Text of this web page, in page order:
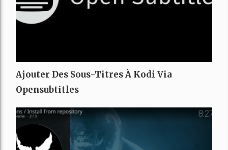
Ajouter Des Sous-Titres À Kodi Via
Opensubtitles